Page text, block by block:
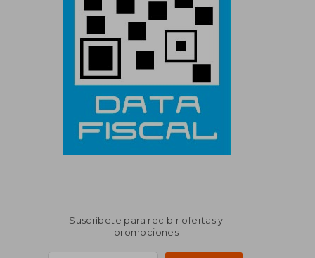
Suscríbete para recibir ofertas y
promociones